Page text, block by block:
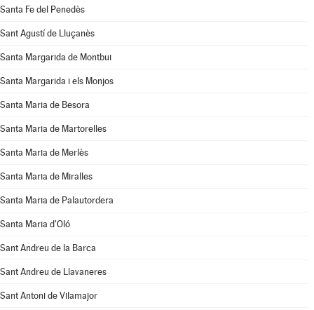
Santa Fe del Penedès
Sant Agustí de Lluçanès
Santa Margarida de Montbui
Santa Margarida i els Monjos
Santa Maria de Besora
Santa Maria de Martorelles
Santa Maria de Merlès
Santa Maria de Miralles
Santa Maria de Palautordera
Santa Maria d'Oló
Sant Andreu de la Barca
Sant Andreu de Llavaneres
Sant Antoni de Vilamajor